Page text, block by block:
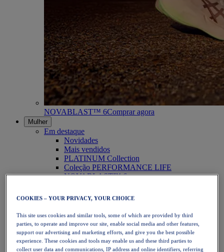
NOVABLAST™ 6Comprar agora
Mulher
Em destaque
Novidades
Mais vendidos
PLATINUM Collection
Coleção PERFORMANCE LIFE
NOVABLAST™ 6
Corrida
Corrida em trilho
Ténis
Voleibol
Andebol
Padel
Netball
COOKIES – YOUR PRIVACY, YOUR CHOICE
This site uses cookies and similar tools, some of which are provided by third
parties, to operate and improve our site, enable social media and other features,
support our advertising and marketing efforts, and give you the best possible
experience. These cookies and tools may enable us and these third parties to
collect user data and communications, IP address and online identifiers, referring